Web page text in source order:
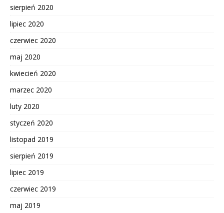
sierpień 2020
lipiec 2020
czerwiec 2020
maj 2020
kwiecień 2020
marzec 2020
luty 2020
styczeń 2020
listopad 2019
sierpień 2019
lipiec 2019
czerwiec 2019
maj 2019